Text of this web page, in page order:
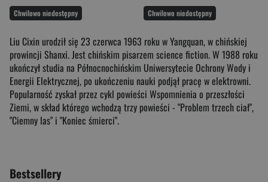
Chwilowo niedostępny
Chwilowo niedostępny
Liu Cixin urodził się 23 czerwca 1963 roku w Yangquan, w chińskiej
prowincji Shanxi. Jest chińskim pisarzem science fiction. W 1988 roku
ukończył studia na Północnochińskim Uniwersytecie Ochrony Wody i
Energii Elektrycznej, po ukończeniu nauki podjął pracę w elektrowni.
Popularność zyskał przez cykl powieści Wspomnienia o przeszłości
Ziemi, w skład którego wchodzą trzy powieści - "Problem trzech ciał",
"Ciemny las" i "Koniec śmierci".
Bestsellery